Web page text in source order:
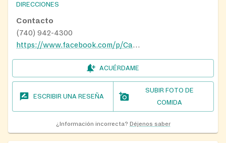
DIRECCIONES
Contacto
(740) 942-4300
https://www.facebook.com/p/Cadiz-Food-Pantry-100064448151633/
ACUÉRDAME
ESCRIBIR UNA RESEÑA
SUBIR FOTO DE
COMIDA
¿Información incorrecta? Déjenos saber